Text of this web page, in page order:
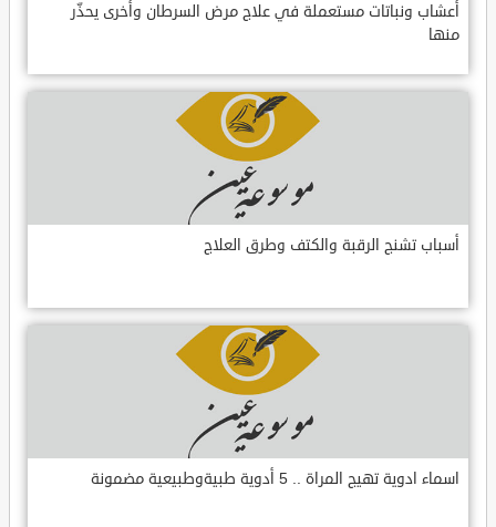
أعشاب ونباتات مستعملة في علاج مرض السرطان وأخرى يحذّر
منها
أسباب تشنج الرقبة والكتف وطرق العلاج
اسماء ادوية تهيج المراة .. 5 أدوية طبيةوطبيعية مضمونة